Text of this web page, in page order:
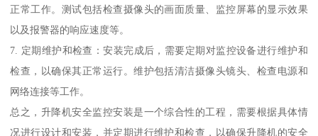
正常工作。测试包括检查摄像头的画面质量、监控屏幕的显示效果
以及报警器的响应速度等。
7. 定期维护和检查：安装完成后，需要定期对监控设备进行维护和
检查，以确保其正常运行。维护包括清洁摄像头镜头、检查电源和
网络连接等工作。
总之，升降机安全监控安装是一个综合性的工程，需要根据具体情
况进行设计和安装，并定期进行维护和检查，以确保升降机的安全